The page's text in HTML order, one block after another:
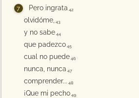
Pero ingrata 42
olvidóme, 43
y no sabe 44
que padezco 45
cual no puede 46
nunca, nunca 47
comprender... 48
¡Que mi pecho 49